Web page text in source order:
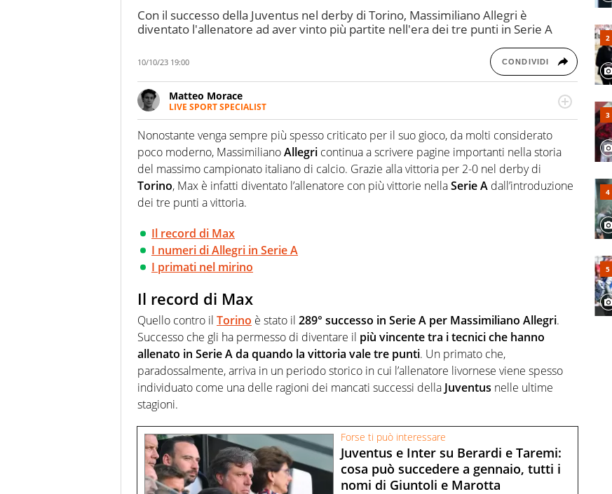
Con il successo della Juventus nel derby di Torino, Massimiliano Allegri è
diventato l'allenatore ad aver vinto più partite nell'era dei tre punti in Serie A
10/10/23 19:00 CONDIVIDI
Matteo Morace
LIVE SPORT SPECIALIST
La multimedialità quale approccio personale e professionale. Ama raccontare lo sport
focalizzando ogni attenzione sul tempo reale: la verità della dirette non sono opinioni
ma fatti
Nonostante venga sempre più spesso criticato per il suo gioco, da molti considerato
poco moderno, MassimilianoAllegri continua a scrivere pagine importanti nella storia
del massimo campionato italiano di calcio. Grazie alla vittoria per 2-0 nel derby di
Torino, Max è infatti diventato l’allenatore con più vittorie nellaSerie A dall’introduzione
dei tre punti a vittoria.
Il record di Max
I numeri di Allegri in Serie A
I primati nel mirino
Il record di Max
Quello contro il Torino è stato il 289° successo in Serie A per Massimiliano Allegri.
Successo che gli ha permesso di diventare il più vincente tra i tecnici che hanno
allenato in Serie A da quando la vittoria vale tre punti. Un primato che,
paradossalmente, arriva in un periodo storico in cui l’allenatore livornese viene spesso
individuato come una delle ragioni dei mancati successi della Juventus nelle ultime
stagioni.
Forse ti può interessare
Juventus e Inter su Berardi e Taremi:
cosa può succedere a gennaio, tutti i
nomi di Giuntoli e Marotta